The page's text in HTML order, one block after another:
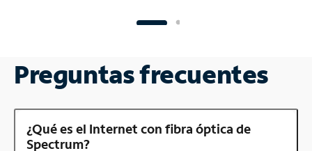
Preguntas frecuentes
¿Qué es el Internet con fibra óptica de
Spectrum?